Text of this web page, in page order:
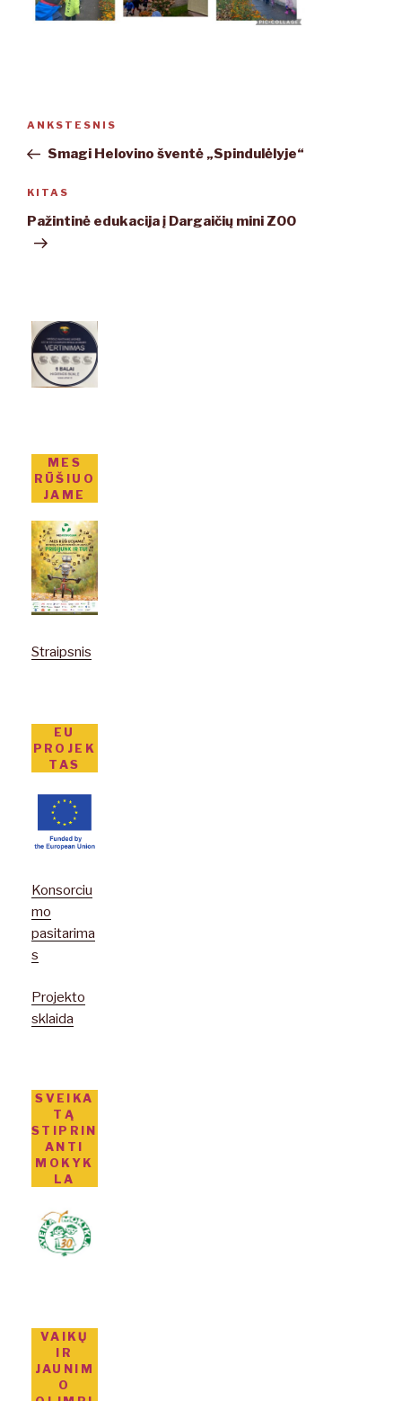
Navigacija
įrašų
Ankstesnis
įrašas
ANKSTESNIS
Smagi Helovino šventė „Spindulėlyje“
Kitas
įrašas
KITAS
Pažintinė edukacija į Dargaičių mini ZOO
MES
RŪŠIUO
JAME
Straipsnis
EU
PROJEK
TAS
Konsorciu
mo
pasitarima
s
Projekto
sklaida
SVEIKA
TĄ
STIPRIN
ANTI
MOKYK
LA
VAIKŲ
IR
JAUNIM
O